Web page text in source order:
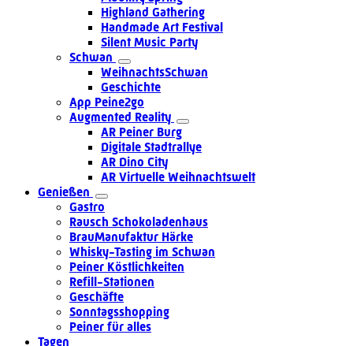
Highland Gathering
Handmade Art Festival
Silent Music Party
Schwan
WeihnachtsSchwan
Geschichte
App Peine2go
Augmented Reality
AR Peiner Burg
Digitale Stadtrallye
AR Dino City
AR Virtuelle Weihnachtswelt
Genießen
Gastro
Rausch Schokoladenhaus
BrauManufaktur Härke
Whisky-Tasting im Schwan
Peiner Köstlichkeiten
Refill-Stationen
Geschäfte
Sonntagsshopping
Peiner für alles
Tagen